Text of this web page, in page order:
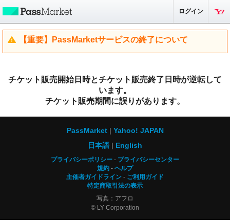
ログイン
【重要】PassMarketサービスの終了について
チケット販売開始日時とチケット販売終了日時が逆転して
います。
チケット販売期間に誤りがあります。
PassMarket
Yahoo! JAPAN
日本語
English
プライバシーポリシー
プライバシーセンター
規約
ヘルプ
主催者ガイドライン
ご利用ガイド
特定商取引法の表示
写真：アフロ
© LY Corporation